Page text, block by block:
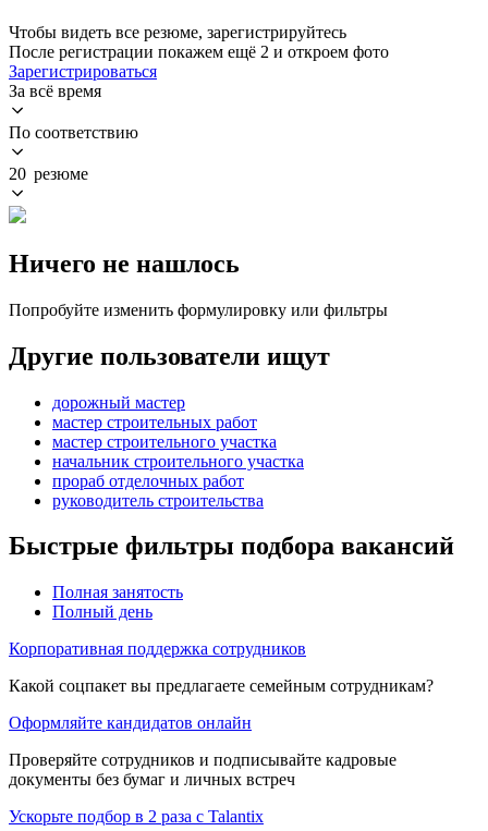
Чтобы видеть все резюме, зарегистрируйтесь
После регистрации покажем ещё 2 и откроем фото
Зарегистрироваться
За всё время
По соответствию
20 резюме
Ничего не нашлось
Попробуйте изменить формулировку или фильтры
Другие пользователи ищут
дорожный мастер
мастер строительных работ
мастер строительного участка
начальник строительного участка
прораб отделочных работ
руководитель строительства
Быстрые фильтры подбора вакансий
Полная занятость
Полный день
Корпоративная поддержка сотрудников
Какой соцпакет вы предлагаете семейным сотрудникам?
Оформляйте кандидатов онлайн
Проверяйте сотрудников и подписывайте кадровые
документы без бумаг и личных встреч
Ускорьте подбор в 2 раза с Talantix